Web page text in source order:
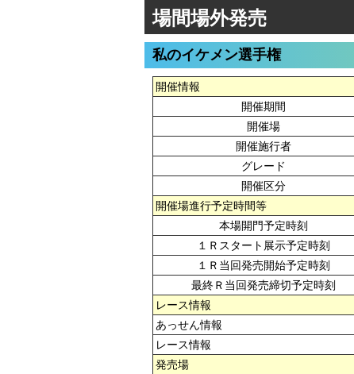
場間場外発売
私のイケメン選手権
開催情報
開催期間
開催場
開催施行者
グレード
開催区分
開催場進行予定時間等
本場開門予定時刻
１Ｒスタート展示予定時刻
１Ｒ当回発売開始予定時刻
最終Ｒ当回発売締切予定時刻
レース情報
あっせん情報
レース情報
発売場